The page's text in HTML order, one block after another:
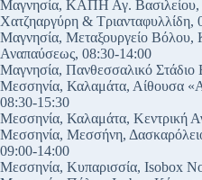
Μαγνησία, ΚΑΠΗ Αγ.
Χατζηαργύρη & Τριανταφυλλίδη,
Μαγνησία, Μεταξουργείο Βόλου,
Αναπαύσεως, 08:30-14:00
Μαγνησία, Πανθεσσαλικό
Μεσσηνία, Καλαμάτα, Αίθουσα
08:30-15:30
Μεσσηνία, Καλαμάτα, Κεντρική
Μεσσηνία, Μεσσήνη,
09:00-14:00
Μεσσηνία, Κυπαρισσία, Isobox